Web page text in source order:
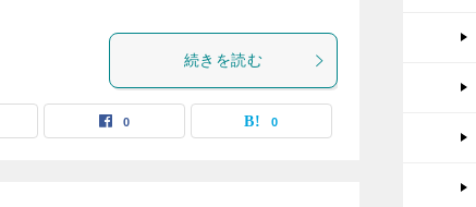
続きを読む
0 0